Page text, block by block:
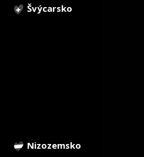
Švýcarsko
Nizozemsko